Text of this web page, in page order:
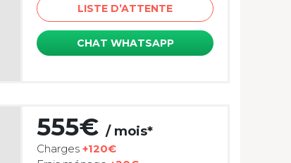
LISTE D’ATTENTE
CHAT WHATSAPP
555€ / mois*
Charges +120€